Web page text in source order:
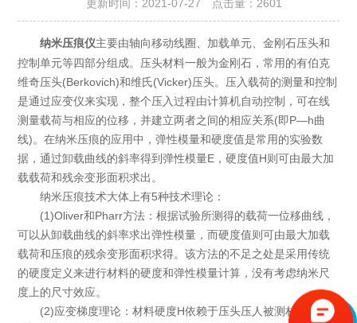
更新时间：2021-07-27 点击量： 2601
纳米压痕仪主要由轴向移动线圈、加载单元、金刚石压头和
控制单元等四部分组成。压头材料一般为金刚石，常用的有伯克
维奇压头(Berkovich)和维氏(Vicker)压头。压入载荷的测量和控制
是通过应变仪来实现，整个压入过程由计算机自动控制，可在线
测量载荷与相应的位移，并建立两者之间的相应关系(即P—h曲
线)。在纳米压痕的应用中，弹性模量和硬度值是常用的实验数
据，通过卸载曲线的斜率得到弹性模量E，硬度值H则可由最大加
载载荷和残余变形面积求出。
纳米压痕技术大体上有5种技术理论：
(1)Oliver和Pharr方法：根据试验所测得的载荷一位移曲线，
可以从卸载曲线的斜率求出弹性模量，而硬度值则可由最大加载
载荷和压痕的残余变形面积求得。该方法的不足之处是采用传统
的硬度定义来进行材料的硬度和弹性模量计算，没有考虑纳米尺
度上的尺寸效应。
(2)应变梯度理论：材料硬度H依赖于压头压人被测材料的深